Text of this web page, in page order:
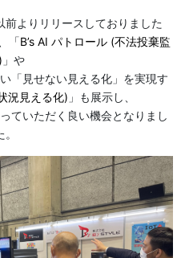
前よりリリースしておりました
「B’s AI パトロール (不法投棄監
」や
「見せない見える化」を実現す
況見える化) 」も展示し、
ていただく良い機会となりまし
。